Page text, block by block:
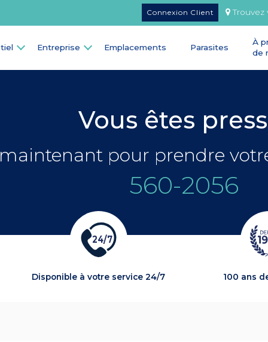
Connexion Client Trouvez
Entreprise Emplacements Parasites
À
de
Vous êtes
pour prendre
560-2056
24/7
Disponible à votre service 24/7 100 ans